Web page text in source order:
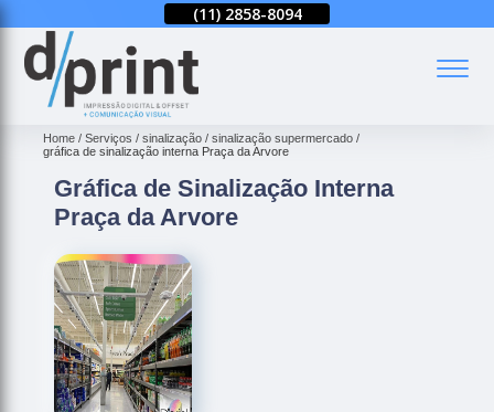
(11) 2858-8094 (11)
Home Serviços sinalização
sinalização supermercado
gráfica de sinalização interna Praça da Arvore
Gráfica de Sinalização Interna
Praça da Arvore